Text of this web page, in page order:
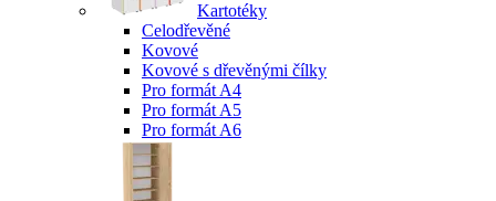
Kartotéky
Celodřevěné
Kovové
Kovové s dřevěnými čílky
Pro formát A4
Pro formát A5
Pro formát A6